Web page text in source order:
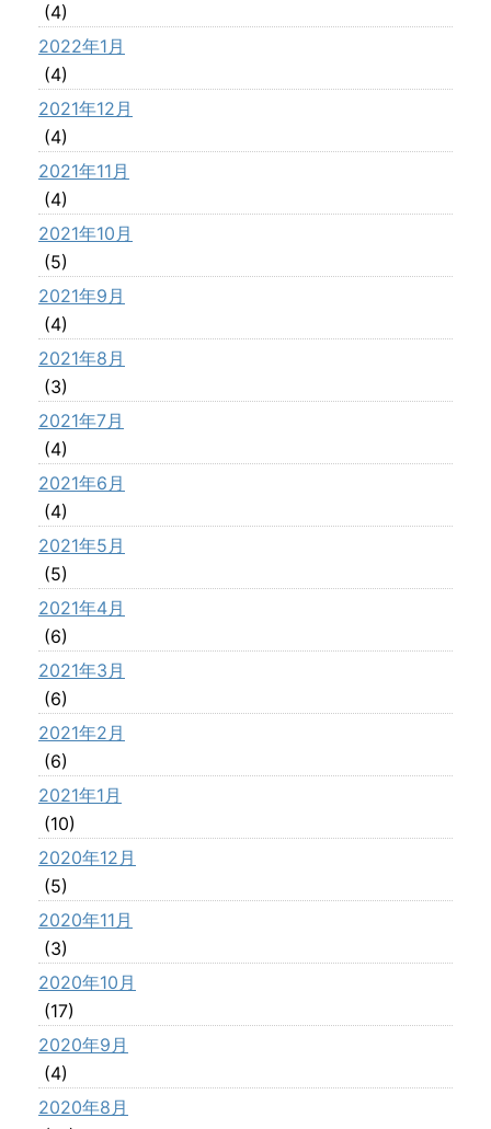
(4)
2022年1月
(4)
2021年12月
(4)
2021年11月
(4)
2021年10月
(5)
2021年9月
(4)
2021年8月
(3)
2021年7月
(4)
2021年6月
(4)
2021年5月
(5)
2021年4月
(6)
2021年3月
(6)
2021年2月
(6)
2021年1月
(10)
2020年12月
(5)
2020年11月
(3)
2020年10月
(17)
2020年9月
(4)
2020年8月